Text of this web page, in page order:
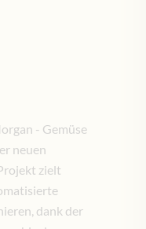
- Gemüse
neuen
zielt
dank der